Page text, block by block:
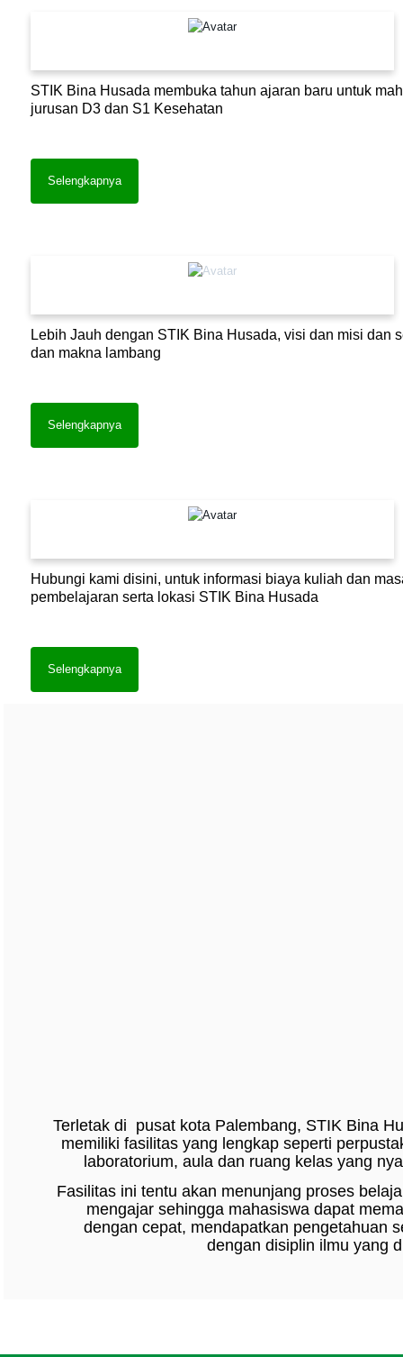
STIK Bina Husada membuka tahun ajaran baru untuk
jurusan D3 dan S1 Kesehatan
Selengkapnya
Lebih Jauh dengan STIK Bina Husada, visi dan misi dan
dan makna lambang
Selengkapnya
Hubungi kami disini, untuk informasi biaya kuliah dan
pembelajaran serta lokasi STIK Bina Husada
Selengkapnya
Terletak di pusat kota Palembang, STIK Bina
memiliki fasilitas yang lengkap seperti
laboratorium, aula dan ruang kelas yang
Fasilitas ini tentu akan menunjang proses
mengajar sehingga mahasiswa dapat
dengan cepat, mendapatkan pengetahuan
dengan disiplin ilmu yang